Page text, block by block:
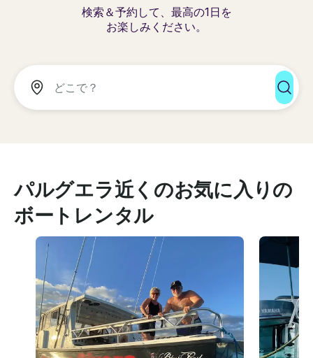
検索＆予約して、最高の1日を
お楽しみください。
パルグエラ近くのお気に入りの
ボートレンタル